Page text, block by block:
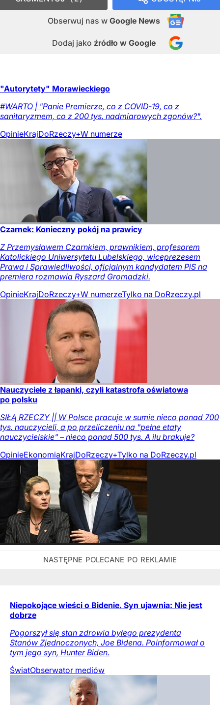
Obserwuj nas w Google News
Dodaj jako źródło w Google
"Autorytety" Morawieckiego
#WARTO | "Panie Premierze, co z COVID-19, co z
sanitaryzmem, co z 200 tys. nadmiarowych zgonów?".
OpinieKrajDoRzeczy+W numerze
Czarnek: Konieczny pokój na prawicy
Z Przemysławem Czarnkiem, prawnikiem, profesorem
Katolickiego Uniwersytetu Lubelskiego, wiceprezesem
Prawa i Sprawiedliwości, oficjalnym kandydatem PiS na
premiera rozmawia Ryszard Gromadzki.
OpinieKrajDoRzeczy+W numerzeTylko na DoRzeczy.pl
Nauczyciele z łapanki, czyli katastrofa oświatowa
po polsku
SIŁĄ RZECZY || W Polsce pracuje w sumie nieco ponad 700
tys. nauczycieli, a po przeliczeniu na "pełne etaty
nauczycielskie" – nieco ponad 500 tys. A ilu brakuje?
OpinieEkonomiaKrajDoRzeczy+Tylko na DoRzeczy.pl
Niepokojące wieści o Bidenie. Syn ujawnia: Nie jest
dobrze
Pogorszył się stan zdrowia byłego prezydenta
Stanów Zjednoczonych, Joe Bidena. Poinformował o
tym jego syn, Hunter Biden.
ŚwiatObserwator mediów